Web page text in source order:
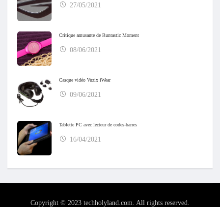
27/05/2021
Critique amusante de Runtastic Moment
08/06/2021
Casque vidéo Vuzix iWear
09/06/2021
Tablette PC avec lecteur de codes-barres
16/04/2021
Copyright © 2023 techholyland.com. All rights reserved.